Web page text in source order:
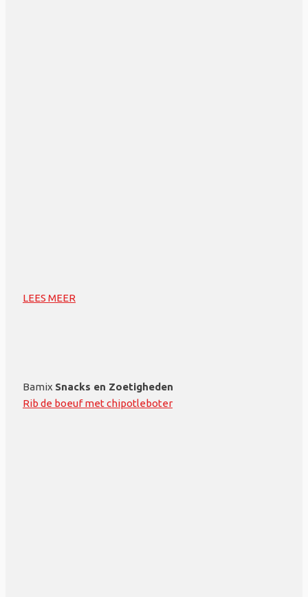
LEES MEER
Bamix Snacks en Zoetigheden
Rib de boeuf met chipotleboter